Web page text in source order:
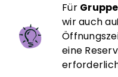
Für
wir auch
eine